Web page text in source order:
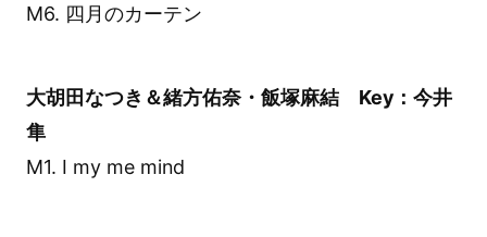
M6. 四月のカーテン
大胡田なつき＆緒方佑奈・飯塚麻結 Key：今井
隼
M1. I my me mind